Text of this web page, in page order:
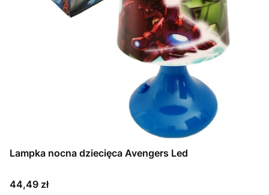
Lampka nocna dziecięca Avengers Led
Cena
44,49 zł